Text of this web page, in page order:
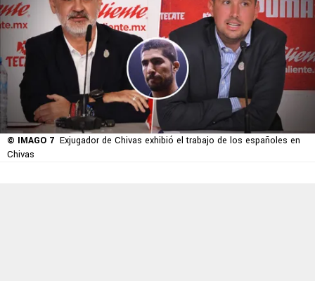
© IMAGO 7 Exjugador de Chivas exhibió el trabajo de los españoles en
Chivas